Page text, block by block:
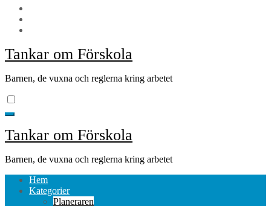
Tankar om Förskola
Barnen, de vuxna och reglerna kring arbetet
Tankar om Förskola
Barnen, de vuxna och reglerna kring arbetet
Hem
Kategorier
Planeraren